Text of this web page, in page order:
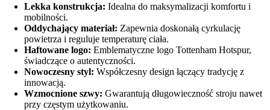
Lekka konstrukcja: Idealna do maksymalizacji komfortu i
mobilności.
Oddychający materiał: Zapewnia doskonałą cyrkulację
powietrza i reguluje temperaturę ciała.
Haftowane logo: Emblematyczne logo Tottenham Hotspur,
świadczące o autentyczności.
Nowoczesny styl: Współczesny design łączący tradycję z
innowacją.
Wzmocnione szwy: Gwarantują długowieczność stroju nawet
przy częstym użytkowaniu.